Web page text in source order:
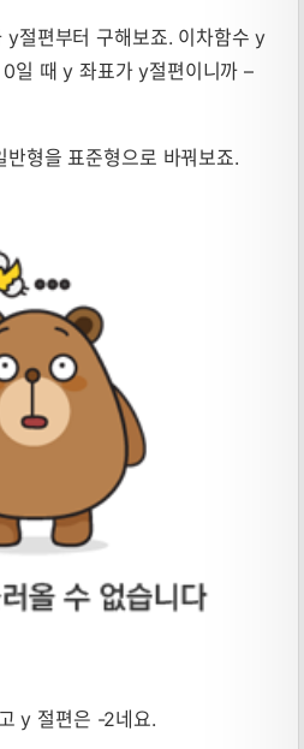
y절편부터 구해보죠. 이차함수 y
때 y 좌표가 y절편이니까 –
형을 표준형으로 바꿔보죠.
y 절편은 -2네요.